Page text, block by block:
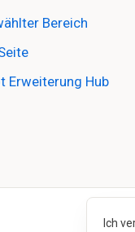
Bereich
Erweiterung Hub
Ich